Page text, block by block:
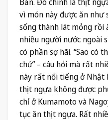
vì món này được ăn như
sống thành lát mỏng rồi
nhiều người nước ngoài
có phần sợ hãi. “Sao có
chứ” – câu hỏi mà rất
này rất nổi tiếng ở Nhật
thịt ngựa không được
chỉ ở Kumamoto và
tục ăn thịt ngựa. Rất